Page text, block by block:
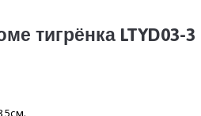
тигрёнка LTYD03-3